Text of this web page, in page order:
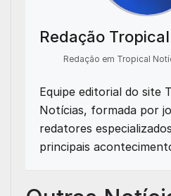
Redação Tropical
Redação em Tropical
Equipe editorial do site
Notícias, formada por
redatores
principais